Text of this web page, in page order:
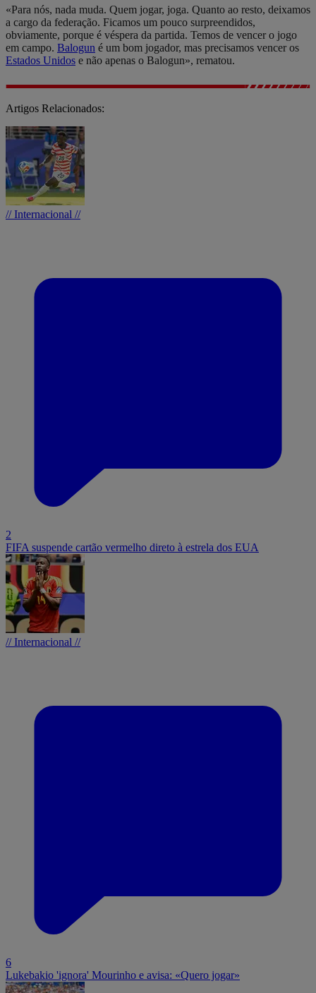
«Para nós, nada muda. Quem jogar, joga. Quanto ao resto, deixamos
a cargo da federação. Ficamos um pouco surpreendidos,
obviamente, porque é véspera da partida. Temos de vencer o jogo
em campo. Balogun é um bom jogador, mas precisamos vencer os
Estados Unidos e não apenas o Balogun», rematou.
Artigos Relacionados:
// Internacional //
2
FIFA suspende cartão vermelho direto à estrela dos EUA
// Internacional //
6
Lukebakio 'ignora' Mourinho e avisa: «Quero jogar»